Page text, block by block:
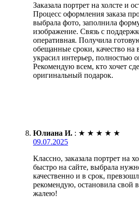
Заказала портрет на холсте и
Процесс оформления заказа
выбрала фото, заполнила
изображение. Связь с
оперативная. Получила
обещанные сроки, качество на
украсил интерьер, полностью
Рекомендую всем, кто хочет
оригинальный подарок.
Юлиана И. : ★ ★ ★ ★ ★
09.07.2025
Классно, заказала портрет на
быстро на сайте, выбрала
качественно и в срок,
рекомендую, остановила свой
жалею!